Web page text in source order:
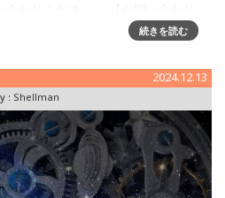
階 ウォッチギャラリー/シェルマン
続きを読む
2024.12.13
: Shellman